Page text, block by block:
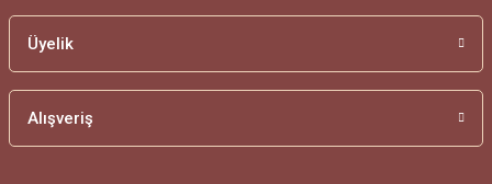
Üyelik
Alışveriş